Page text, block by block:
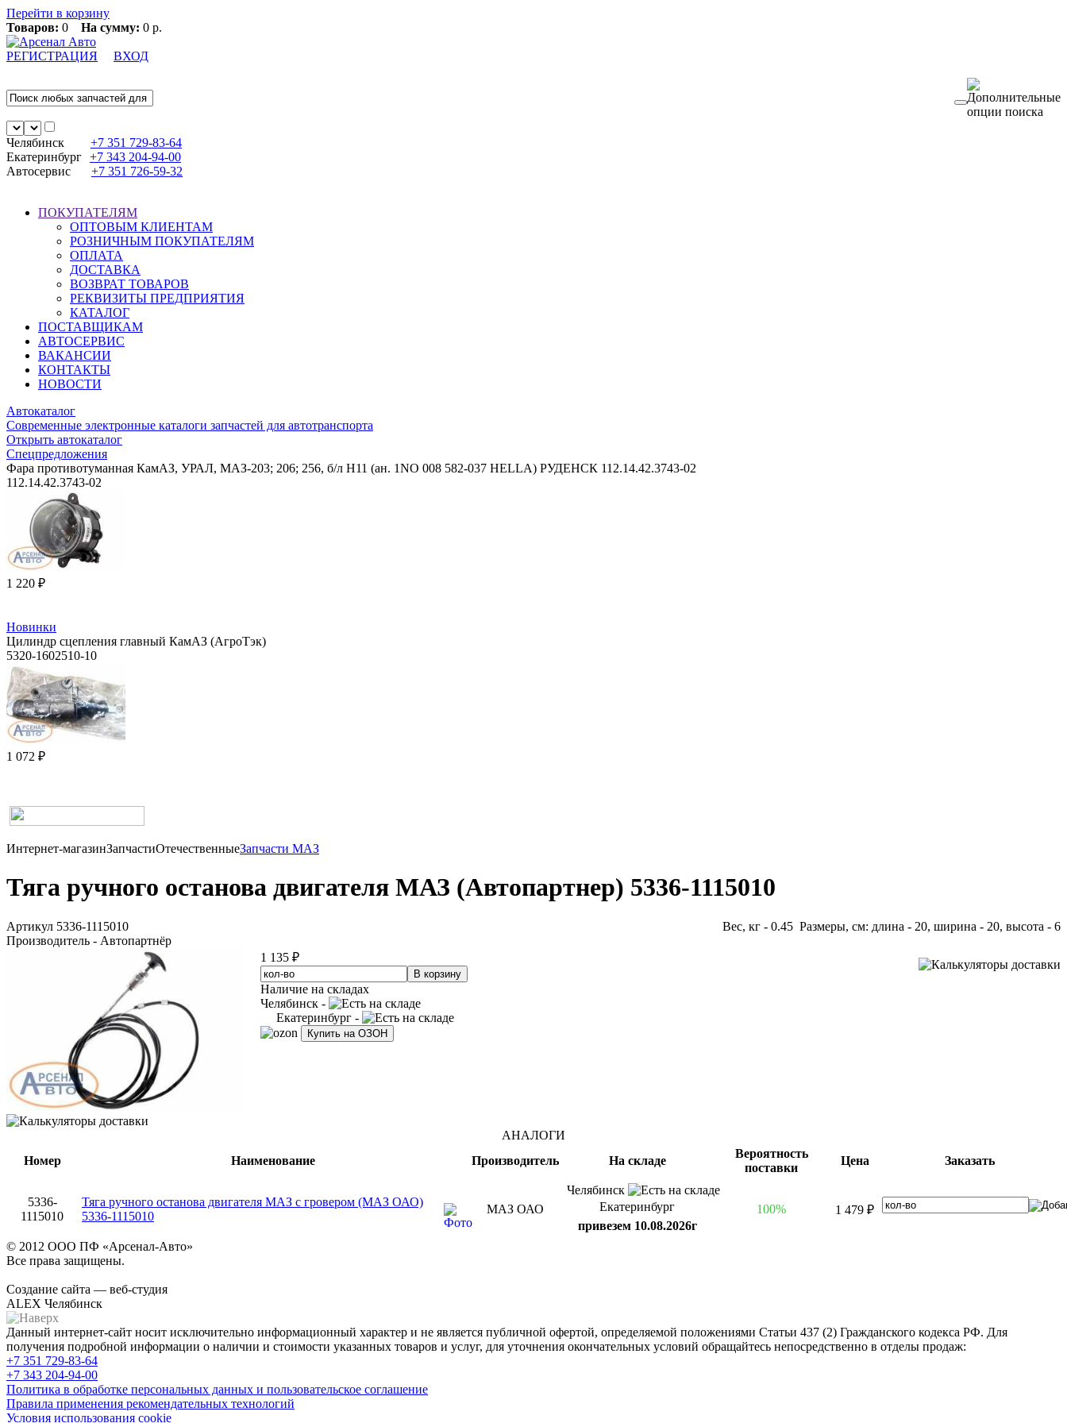
Перейти в корзину
Товаров: 0 На сумму: 0 р.
РЕГИСТРАЦИЯ ВХОД
Челябинск +7 351 729-83-64
Екатеринбург +7 343 204-94-00
Автосервис
+7 351 726-59-32
ПОКУПАТЕЛЯМ
ОПТОВЫМ КЛИЕНТАМ
РОЗНИЧНЫМ ПОКУПАТЕЛЯМ
ОПЛАТА
ДОСТАВКА
ВОЗВРАТ ТОВАРОВ
РЕКВИЗИТЫ ПРЕДПРИЯТИЯ
КАТАЛОГ
ПОСТАВЩИКАМ
АВТОСЕРВИС
ВАКАНСИИ
КОНТАКТЫ
НОВОСТИ
Автокаталог
Современные электронные каталоги запчастей для автотранспорта
Открыть автокаталог
Спецпредложения
Фара противотуманная КамАЗ, УРАЛ, МАЗ-203; 206; 256, б/л H11 (ан. 1NO 008 582-037 HELLA) РУДЕНСК 112.14.42.3743-02
112.14.42.3743-02
1 220 ₽
Новинки
Цилиндр сцепления главный КамАЗ (АгроТэк)
5320-1602510-10
1 072 ₽
Интернет-магазинЗапчастиОтечественныеЗапчасти МАЗ
Тяга ручного останова двигателя МАЗ (Автопартнер) 5336-1115010
Артикул 5336-1115010
Производитель - Автопартнёр
Вес, кг - 0.45 Размеры, см: длина - 20, ширина - 20, высота - 6
1 135 ₽
Наличие на складах
Челябинск -
Екатеринбург -
Купить на ОЗОН
АНАЛОГИ
Номер
Наименование Производитель На складе
Вероятность
поставки
Цена Заказать
5336-
1115010
Тяга ручного останова двигателя МАЗ с гровером (МАЗ ОАО)
5336-1115010
МАЗ ОАО
Челябинск
Екатеринбург
привезем 10.08.2026г
100% 1 479 ₽
© 2012 ООО ПФ «Арсенал-Авто»
Все права защищены.
Создание сайта — веб-студия
ALEX Челябинск
Данный интернет-сайт носит исключительно информационный характер и не является публичной офертой, определяемой положениями Статьи 437 (2) Гражданского кодекса РФ. Для
получения подробной информации о наличии и стоимости указанных товаров и услуг, для уточнения окончательных условий обращайтесь непосредственно в отделы продаж:
+7 351 729-83-64
+7 343 204-94-00
Политика в обработке персональных данных и пользовательское соглашение
Правила применения рекомендательных технологий
Условия использования cookie